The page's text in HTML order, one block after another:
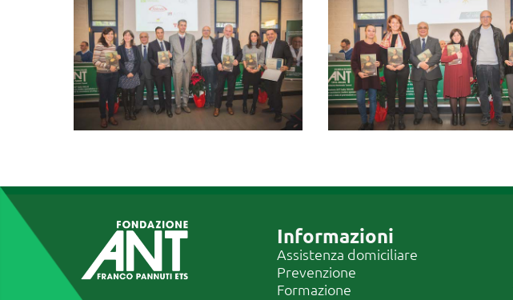
Informazioni
Assistenza domiciliare
Prevenzione
Formazione